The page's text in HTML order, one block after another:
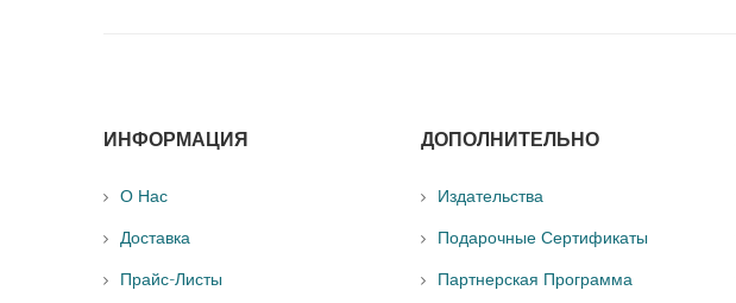
ИНФОРМАЦИЯ
О Нас
Доставка
Прайс-Листы
ДОПОЛНИТЕЛЬНО
Издательства
Подарочные Сертификаты
Партнерская Программа